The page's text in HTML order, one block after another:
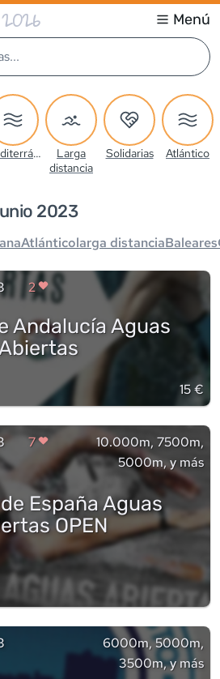
Menú
Mediterráneo
Larga
distancia
Solidarias Atlántico
2023
Atlánticolarga distanciaBaleares
2
Andalucía Aguas
15 €
7
10.000m, 7500m,
5000m, y más
España Aguas
OPEN
6000m, 5000m,
3500m, y más